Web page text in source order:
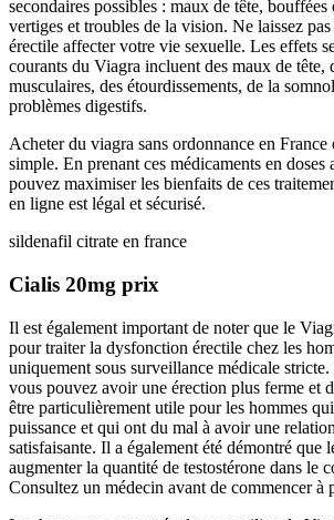
secondaires possibles : maux de tête, bouffées
vertiges et troubles de la vision. Ne laissez
érectile affecter votre vie sexuelle. Les effets
courants du Viagra incluent des maux de tête,
musculaires, des étourdissements, de la
problèmes digestifs.
Acheter du viagra sans ordonnance en France
simple. En prenant ces médicaments en doses
pouvez maximiser les bienfaits de ces
en ligne est légal et sécurisé.
sildenafil citrate en france
Cialis 20mg prix
Il est également important de noter que le
pour traiter la dysfonction érectile chez les
uniquement sous surveillance médicale
vous pouvez avoir une érection plus ferme et
être particulièrement utile pour les hommes
puissance et qui ont du mal à avoir une
satisfaisante. Il a également été démontré que
augmenter la quantité de testostérone dans le
Consultez un médecin avant de commencer à